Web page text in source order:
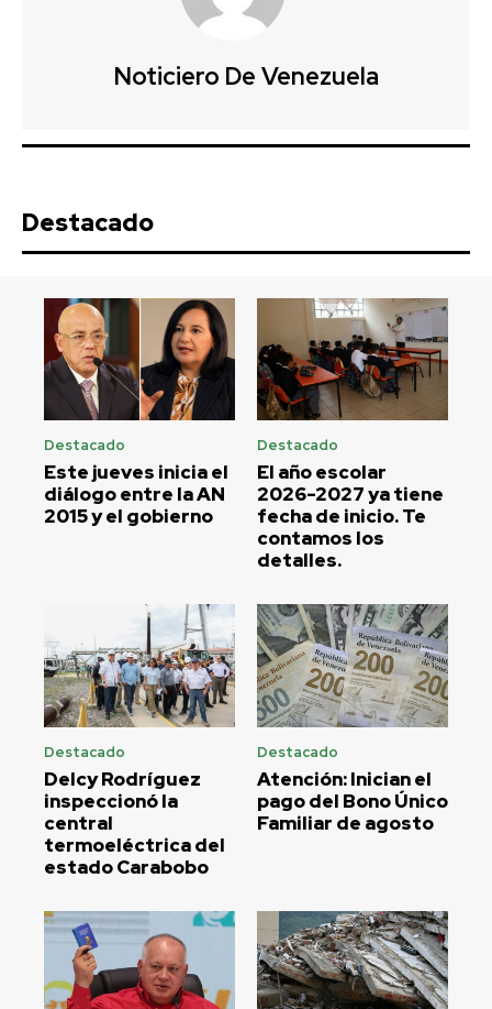
Noticiero De Venezuela
Destacado
Destacado
Este jueves inicia el
diálogo entre la AN
2015 y el gobierno
Destacado
El año escolar
2026-2027 ya tiene
fecha de inicio. Te
contamos los
detalles.
Destacado
Delcy Rodríguez
inspeccionó la
central
termoeléctrica del
estado Carabobo
Destacado
Atención: Inician el
pago del Bono Único
Familiar de agosto